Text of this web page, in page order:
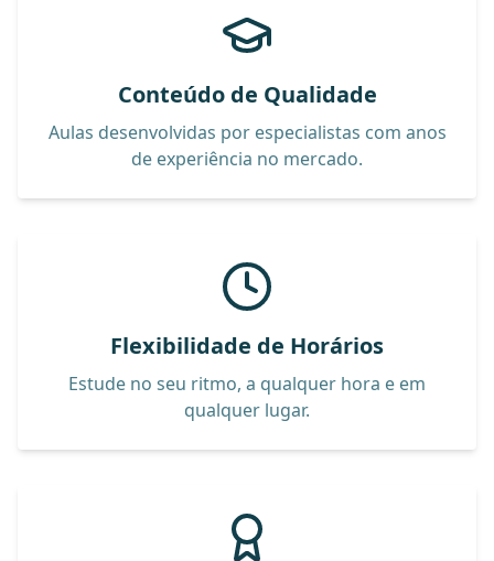
Conteúdo de Qualidade
Aulas desenvolvidas por especialistas com anos
de experiência no mercado.
Flexibilidade de Horários
Estude no seu ritmo, a qualquer hora e em
qualquer lugar.